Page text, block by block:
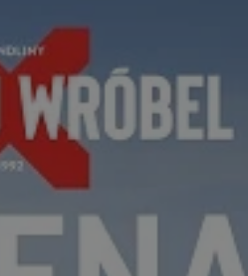
Ten plik cookie służy do rozróżniania ludzi i botów. Jest
to korzystne dla strony internetowej, ponieważ
umożliwia tworzenie ważnych raportów na temat
korzystania z jej witryny internetowej.
Ten plik cookie jest używany przez usługę Cookie-
Script.com do zapamiętywania preferencji dotyczących
zgody użytkownika na pliki cookie. Jest to konieczne,
aby baner cookie Cookie-Script.com działał poprawnie.
Ten plik cookie przechowuje informacje o zgodzie
użytkownika oraz jego preferencjach dotyczących
prywatności podczas korzystania z witryny. Rejestruje
wizytach. Dzięki temu użytkownik nie musi ponownie
konfigurować swoich preferencji, co zwiększa wygodę i
zgodność z regulacjami ochrony danych.